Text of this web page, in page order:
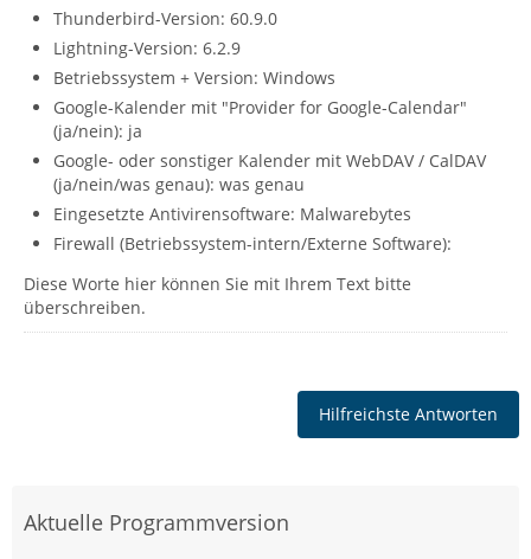
Thunderbird-Version: 60.9.0
Lightning-Version: 6.2.9
Betriebssystem + Version: Windows
Google-Kalender mit "Provider for Google-Calendar"
(ja/nein): ja
Google- oder sonstiger Kalender mit WebDAV / CalDAV
(ja/nein/was genau): was genau
Eingesetzte Antivirensoftware: Malwarebytes
Firewall (Betriebssystem-intern/Externe Software):
Diese Worte hier können Sie mit Ihrem Text bitte
überschreiben.
Hilfreichste Antworten
Aktuelle Programmversion